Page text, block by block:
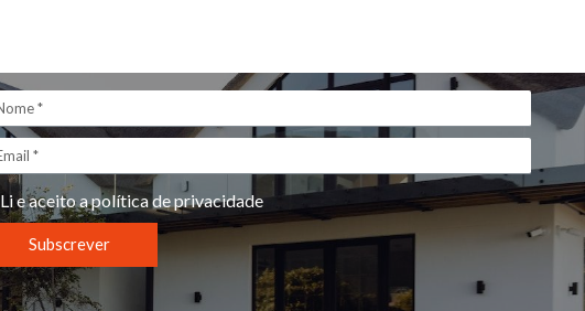
Li e aceito apolítica de privacidade
Subscrever